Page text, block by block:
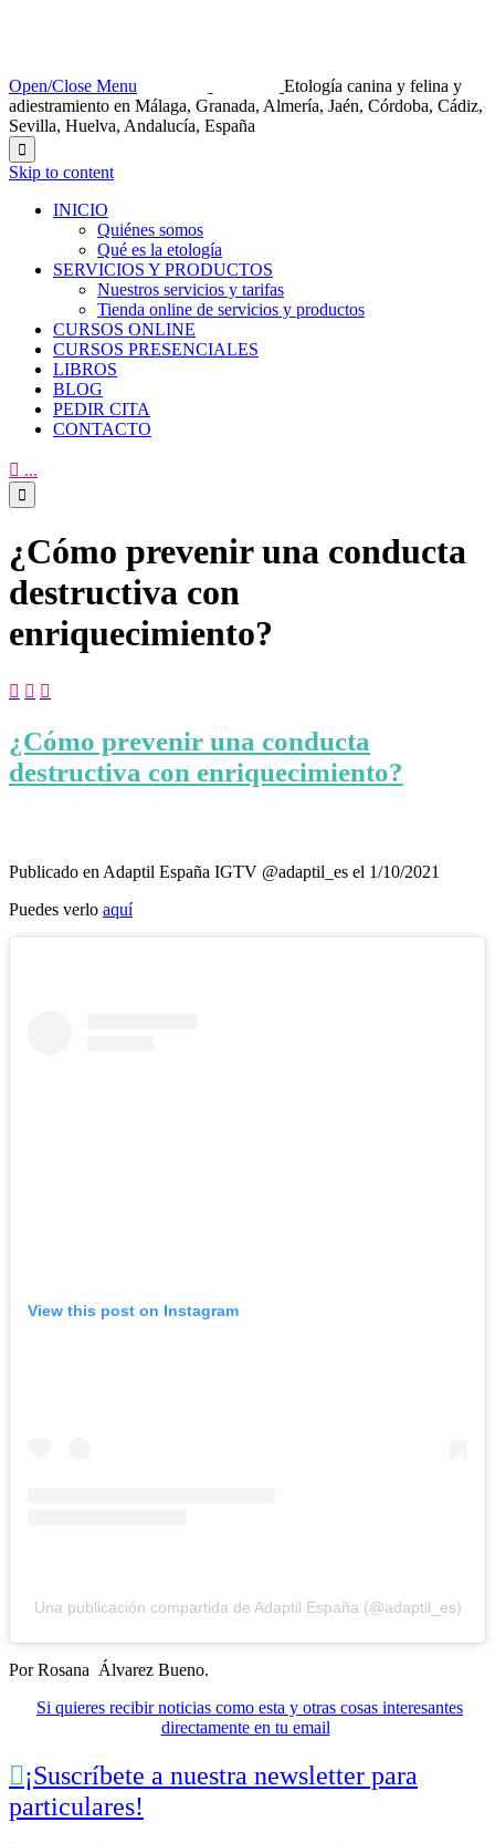
Open/Close Menu
Etología canina y felina y
adiestramiento en Málaga, Granada, Almería, Jaén, Córdoba, Cádiz,
Sevilla, Huelva, Andalucía, España

Skip to content
INICIO
Quiénes somos
Qué es la etología
SERVICIOS Y PRODUCTOS
Nuestros servicios y tarifas
Tienda online de servicios y productos
CURSOS ONLINE
CURSOS PRESENCIALES
LIBROS
BLOG
PEDIR CITA
CONTACTO
 ...

¿Cómo prevenir una conducta
destructiva con
enriquecimiento?
  
¿Cómo prevenir una conducta
destructiva con enriquecimiento?
Publicado en Adaptil España IGTV @adaptil_es el 1/10/2021
Puedes verlo aquí
View this post on Instagram
Una publicación compartida de Adaptil España (@adaptil_es)
Por Rosana Álvarez Bueno.
Si quieres recibir noticias como esta y otras cosas interesantes
directamente en tu email
¡Suscríbete a nuestra newsletter para
particulares!